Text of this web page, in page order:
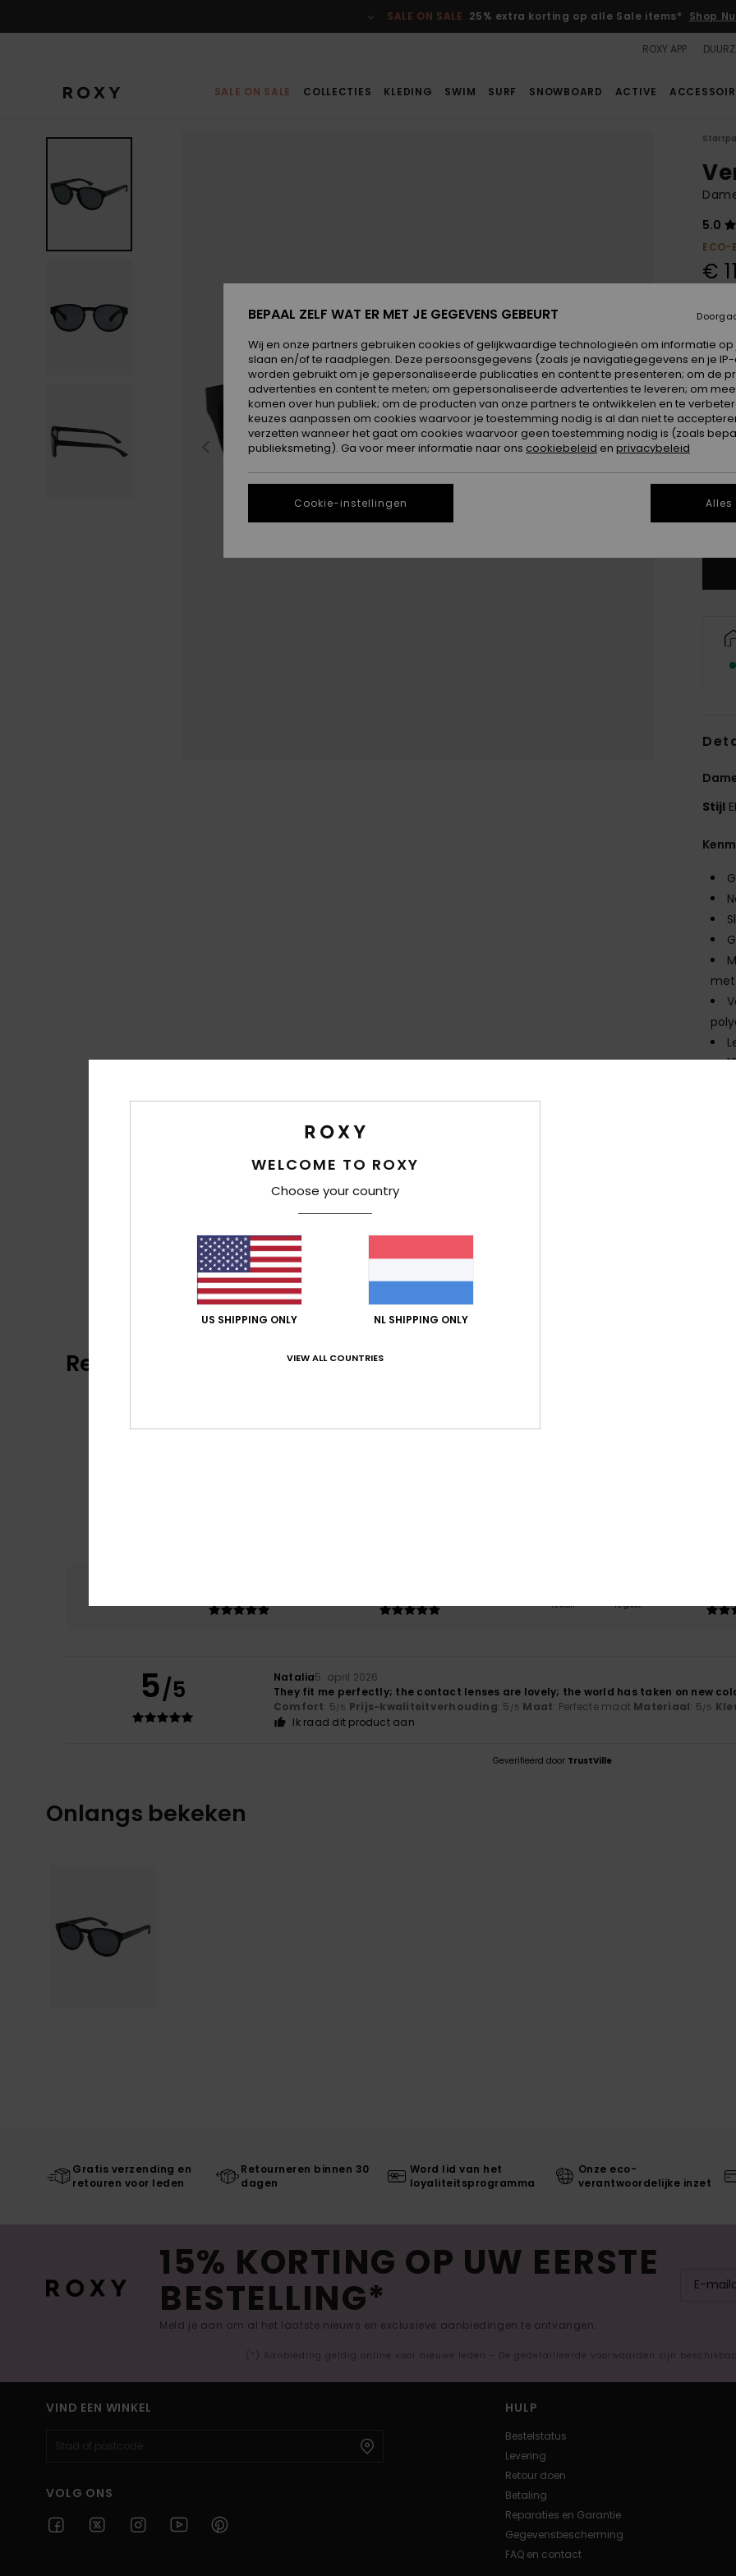
SALE ON SALE 25% extra korting op alle Sale items* Shop Nu
ROXY APP
SALE ON SALE COLLECTIES KLEDING SWIM SURF SNOWBOARD ACTIVE
5.0
ECO-
€
Kleur
Stijl
Reviews van klanten
Gemiddelde score
Te klein Te groot
5/5 Natalia5. april 2026
They fit me perfectly; the contact lenses are lovely; the world has taken on new
Comfort: 5/5 Prijs-kwaliteitverhouding: 5 /5 Maat: Perfecte maat Materiaal: 5/5
Ik raad dit product aan
Geverifieerd door TrustVille
Onlangs bekeken
Gratis verzending en
retouren voor leden
Retourneren binnen 30
dagen
Word lid van het
loyaliteitsprogramma
Onze eco-
verantwoordelijke inzet
15% KORTING OP UW EERSTE
BESTELLING*
Meld je aan om al het laatste nieuws en exclusieve aanbiedingen te ontvangen.
(*) Aanbieding geldig online voor nieuwe leden - De gedetailleerde voorwaarden zijn
VIND EEN WINKEL
VOLG ONS
HULP
Bestelstatus
Levering
Retour doen
Betaling
Reparaties en Garantie
Gegevensbescherming
FAQ en contact
WELCOME TO ROXY
Choose your country
US SHIPPING ONLY NL SHIPPING ONLY
VIEW ALL COUNTRIES
BEPAAL ZELF WAT ER MET JE GEGEVENS GEBEURT
Wij en onze partners gebruiken cookies of gelijkwaardige technologieën om informatie
slaan en/of te raadplegen. Deze persoonsgegevens (zoals je navigatiegegevens en je
worden gebruikt om je gepersonaliseerde publicaties en content te presenteren; om de
advertenties en content te meten; om gepersonaliseerde advertenties te leveren; om
komen over hun publiek; om de producten van onze partners te ontwikkelen en te
keuzes aanpassen om cookies waarvoor je toestemming nodig is al dan niet te
verzetten wanneer het gaat om cookies waarvoor geen toestemming nodig is (zoals
publieksmeting). Ga voor meer informatie naar ons cookiebeleid en privacybeleid
Cookie-instellingen Alles